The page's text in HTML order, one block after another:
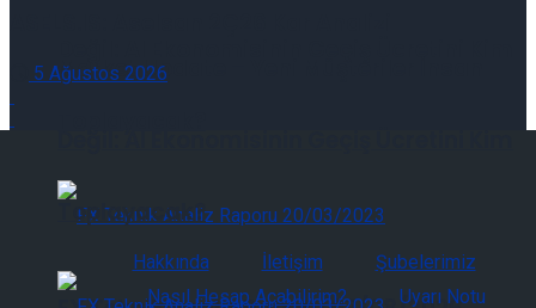
Market Update – Yeni Müşteriler İnsan
Toplayacak?
5 Ağustos 2026
Hakkında İletişim
Şubelerimiz
Nasıl Hesap Açabilirim?
Uyarı Notu